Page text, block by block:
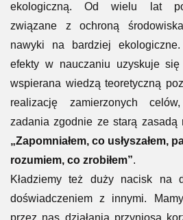
ekologiczną. Od wielu lat
związane z ochroną
nawyki na bardziej
efekty w nauczaniu uzyskuje się
wspierana wiedzą teoretyczną
realizację zamierzonych
zadania zgodnie ze starą zasadą
„Zapomniałem, co usłyszałem,
rozumiem, co zrobiłem”.
Kładziemy też duży nacisk na
doświadczeniem z innymi.
przez nas działania przyniosą